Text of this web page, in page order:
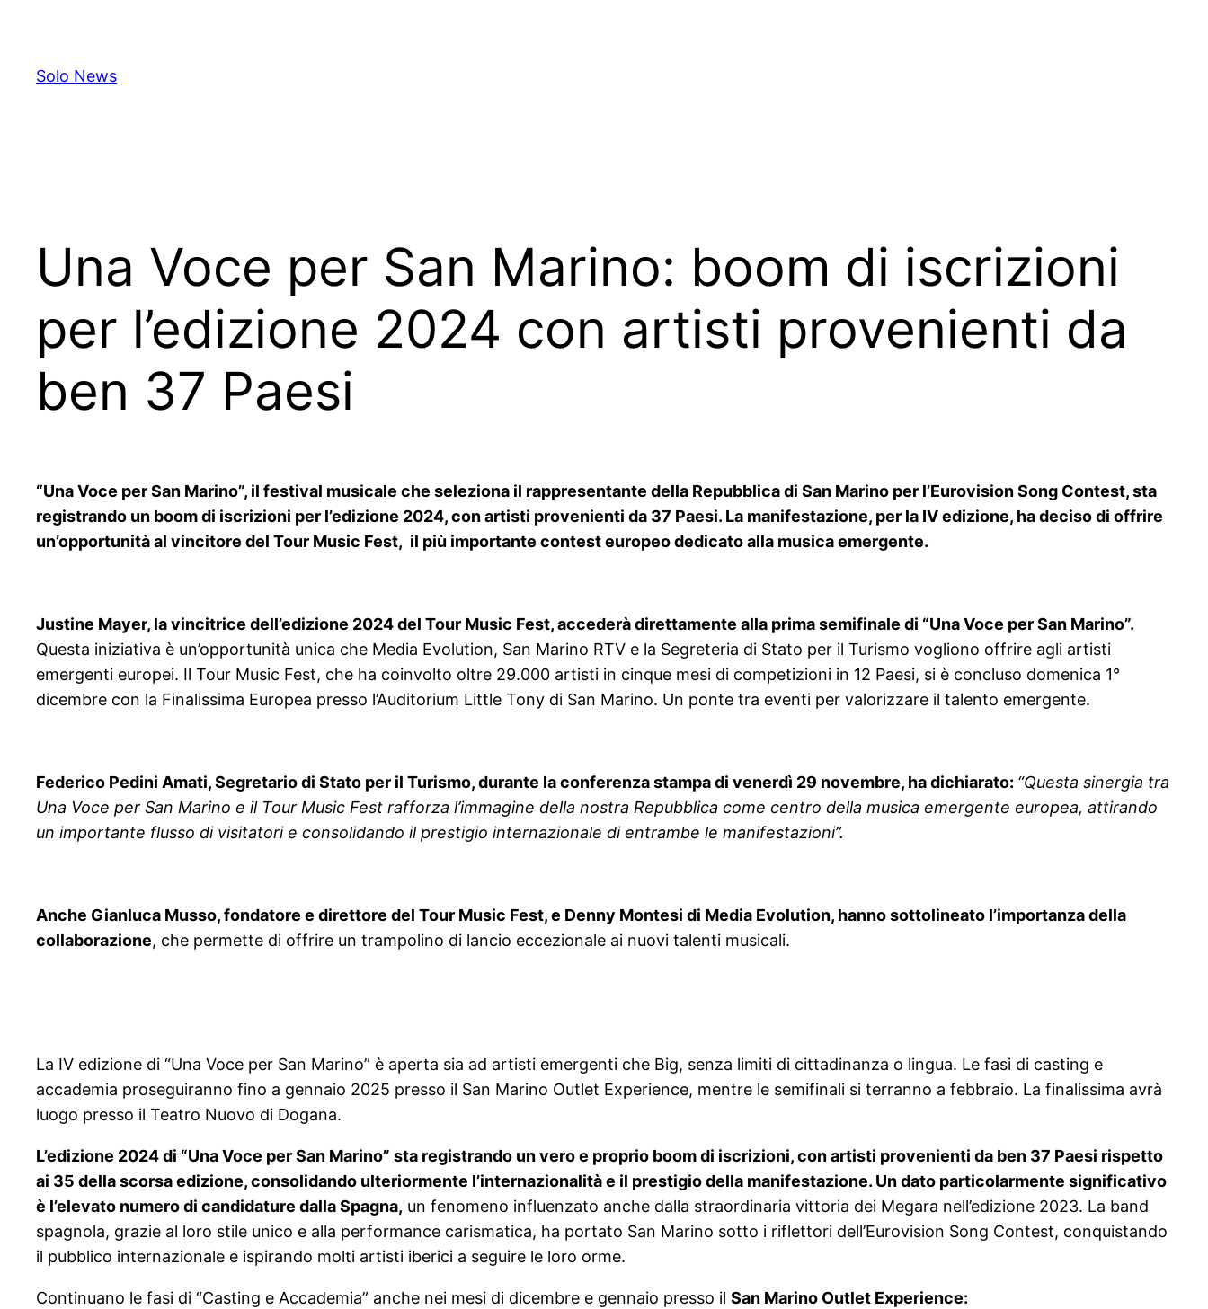
content
Solo News
Una Voce per San Marino: boom di iscrizioni
per l’edizione 2024 con artisti provenienti da
ben 37 Paesi
“Una Voce per San Marino”, il festival musicale che seleziona il rappresentante della Repubblica di San Marino per l’Eurovision Song Contest, sta
registrando un boom di iscrizioni per l’edizione 2024, con artisti provenienti da 37 Paesi. La manifestazione, per la IV edizione, ha deciso di offrire
un’opportunità al vincitore del Tour Music Fest, il più importante contest europeo dedicato alla musica emergente.
Justine Mayer, la vincitrice dell’edizione 2024 del Tour Music Fest, accederà direttamente alla prima semifinale di “Una Voce per San Marino”.
Questa iniziativa è un’opportunità unica che Media Evolution, San Marino RTV e la Segreteria di Stato per il Turismo vogliono offrire agli artisti
emergenti europei. Il Tour Music Fest, che ha coinvolto oltre 29.000 artisti in cinque mesi di competizioni in 12 Paesi, si è concluso domenica 1°
dicembre con la Finalissima Europea presso l’Auditorium Little Tony di San Marino. Un ponte tra eventi per valorizzare il talento emergente.
Federico Pedini Amati, Segretario di Stato per il Turismo, durante la conferenza stampa di venerdì 29 novembre, ha dichiarato: “Questa sinergia tra
Una Voce per San Marino e il Tour Music Fest rafforza l’immagine della nostra Repubblica come centro della musica emergente europea, attirando
un importante flusso di visitatori e consolidando il prestigio internazionale di entrambe le manifestazioni”.
Anche Gianluca Musso, fondatore e direttore del Tour Music Fest, e Denny Montesi di Media Evolution, hanno sottolineato l’importanza della
collaborazione, che permette di offrire un trampolino di lancio eccezionale ai nuovi talenti musicali.
La IV edizione di “Una Voce per San Marino” è aperta sia ad artisti emergenti che Big, senza limiti di cittadinanza o lingua. Le fasi di casting e
accademia proseguiranno fino a gennaio 2025 presso il San Marino Outlet Experience, mentre le semifinali si terranno a febbraio. La finalissima avrà
luogo presso il Teatro Nuovo di Dogana.
L’edizione 2024 di “Una Voce per San Marino” sta registrando un vero e proprio boom di iscrizioni, con artisti provenienti da ben 37 Paesi rispetto
ai 35 della scorsa edizione, consolidando ulteriormente l’internazionalità e il prestigio della manifestazione. Un dato particolarmente significativo
è l’elevato numero di candidature dalla Spagna, un fenomeno influenzato anche dalla straordinaria vittoria dei Megara nell’edizione 2023. La band
spagnola, grazie al loro stile unico e alla performance carismatica, ha portato San Marino sotto i riflettori dell’Eurovision Song Contest, conquistando
il pubblico internazionale e ispirando molti artisti iberici a seguire le loro orme.
Continuano le fasi di “Casting e Accademia” anche nei mesi di dicembre e gennaio presso il San Marino Outlet Experience: